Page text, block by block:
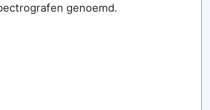
genoemd.